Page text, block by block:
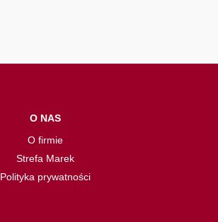
O NAS
O firmie
Strefa Marek
Polityka prywatności